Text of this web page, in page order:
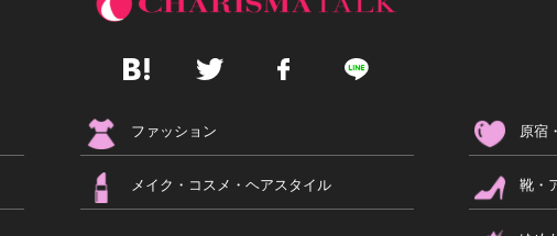
ファッション 原宿
メイク・コスメ・ヘアスタイル 靴・